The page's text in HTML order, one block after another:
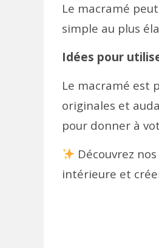
Le macramé
simple au plus
Idées pour
Le macramé est
originales et
pour donner à
Découvrez
intérieure et